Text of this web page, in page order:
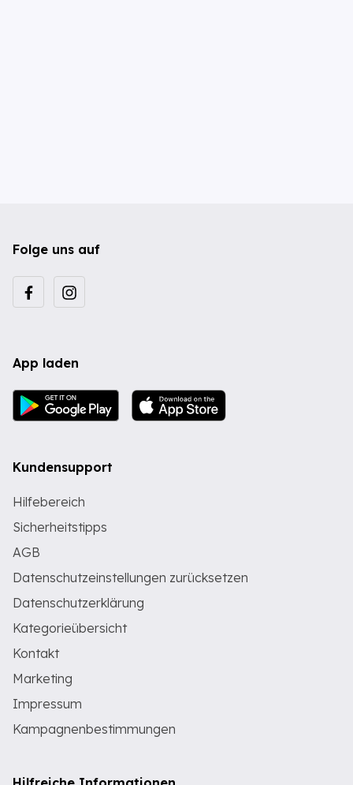
Folge uns auf
App laden
Kundensupport
Hilfebereich
Sicherheitstipps
AGB
Datenschutzeinstellungen zurücksetzen
Datenschutzerklärung
Kategorieübersicht
Kontakt
Marketing
Impressum
Kampagnenbestimmungen